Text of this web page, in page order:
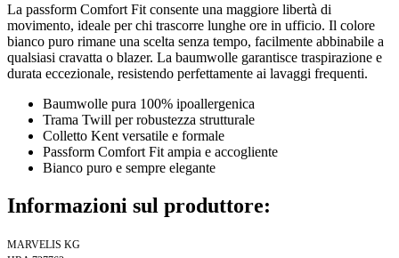
La passform Comfort Fit consente una maggiore libertà di
movimento, ideale per chi trascorre lunghe ore in ufficio. Il colore
bianco puro rimane una scelta senza tempo, facilmente abbinabile a
qualsiasi cravatta o blazer. La baumwolle garantisce traspirazione e
durata eccezionale, resistendo perfettamente ai lavaggi frequenti.
Baumwolle pura 100% ipoallergenica
Trama Twill per robustezza strutturale
Colletto Kent versatile e formale
Passform Comfort Fit ampia e accogliente
Bianco puro e sempre elegante
Informazioni sul produttore:
MARVELIS KG